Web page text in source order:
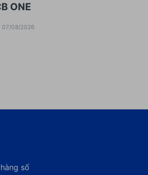
ONE
07/08/2026
số